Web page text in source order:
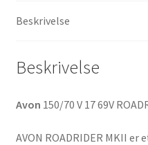
Beskrivelse
Beskrivelse
Avon 150/70 V 17 69V
AVON ROADRIDER MKII